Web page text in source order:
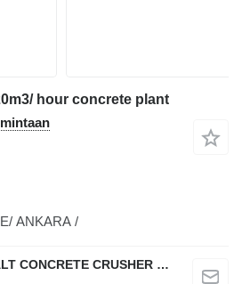
hour concrete plant
ANKARA /
POLYGONMACH ASPHALT CONCRETE CRUSHER SYSTEMS